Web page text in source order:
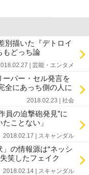
別描いた『デトロイ
もどっち論
| 芸能・エンタメ
パー・セル発言を
全にあっち側の人に
2018.02.23 | 社会
員の迫撃砲発見”に
ことない」
2018.02.17 | スキャンダル
の情報源は“ネッシ
笑したフェイク
2018.02.14 | スキャンダル